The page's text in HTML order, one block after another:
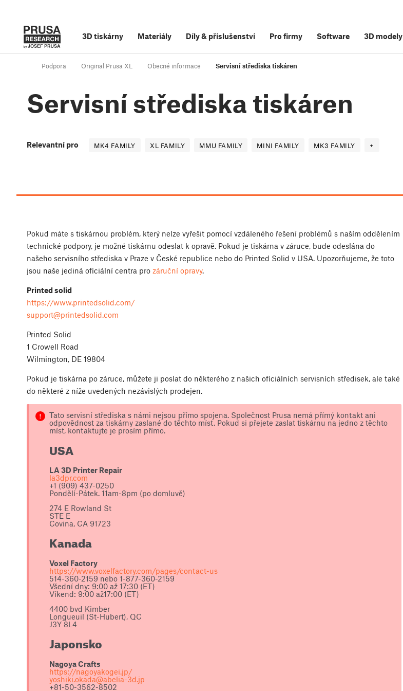
3D tiskárny Materiály Díly& příslušenství Pro firmy Software 3D modely
Podpora Original Prusa XL Obecné informace Servisní střediska tiskáren
Servisní střediska tiskáren
Relevantní pro MK4 FAMILY XL FAMILY MMU FAMILY MINI FAMILY MK3 FAMILY +
Pokud máte s tiskárnou problém, který nelze vyřešit pomocí vzdáleného řešení problémů s naším oddělením
technické podpory, je možné tiskárnu odeslat k opravě. Pokud je tiskárna v záruce, bude odeslána do
našeho servisního střediska v Praze v České republice nebo do Printed Solid v USA. Upozorňujeme, že toto
jsou naše jediná oficiální centra pro záruční opravy.
Printed solid
https://www.printedsolid.com/
support@printedsolid.com
Printed Solid
1 Crowell Road
Wilmington, DE 19804
Pokud je tiskárna po záruce, můžete ji poslat do některého z našich oficiálních servisních středisek, ale také
do některé z níže uvedených nezávislých prodejen.
Tato servisní střediska s námi nejsou přímo spojena. Společnost Prusa nemá přímý kontakt ani
odpovědnost za tiskárny zaslané do těchto míst. Pokud si přejete zaslat tiskárnu na jedno z těchto
míst, kontaktujte je prosím přímo.
USA
LA 3D Printer Repair
la3dpr.com
+1 (909) 437-0250
Pondělí-Pátek. 11am-8pm (po domluvě)
274 E Rowland St
STE E
Covina, CA 91723
Kanada
Voxel Factory
https://www.voxelfactory.com/pages/contact-us
514-360-2159 nebo 1-877-360-2159
Všední dny: 9:00 až 17:30 (ET)
Víkend: 9:00 až17:00 (ET)
4400 bvd Kimber
Longueuil (St-Hubert), QC
J3Y 8L4
Japonsko
Nagoya Crafts
https://nagoyakogei.jp/
yoshiki.okada@abelia-3d.jp
+81-50-3562-8502